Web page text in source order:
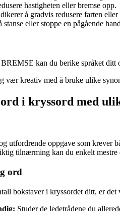
hastigheten eller bremse opp.
å gradvis redusere farten eller
eller stoppe en pågående
kan du berike språket
vær kreativ med å bruke ulike
i kryssord med
utfordrende oppgave som
tilnærming kan du enkelt mestre
ord
bokstaver i kryssordet ditt, er det
Studer de ledetrådene du